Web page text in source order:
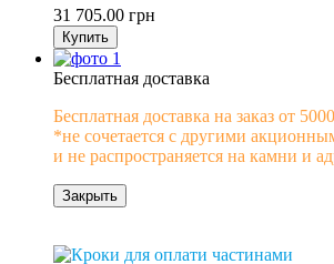
31 705.00 грн
Купить
Бесплатная доставка
Бесплатная доставка на заказ от
*не сочетается с другими
и не распространяется на камни и
Закрыть